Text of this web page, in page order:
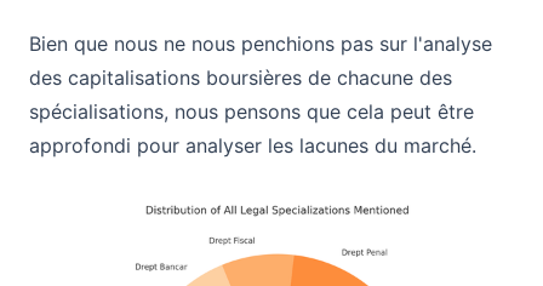
Bien que nous ne nous penchions pas sur l'analyse
des capitalisations boursières de chacune des
spécialisations, nous pensons que cela peut être
approfondi pour analyser les lacunes du marché.